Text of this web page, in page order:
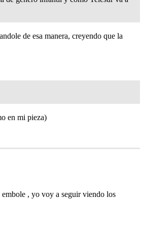
de esa manera, creyendo que la
en mi pieza)
, yo voy a seguir viendo los